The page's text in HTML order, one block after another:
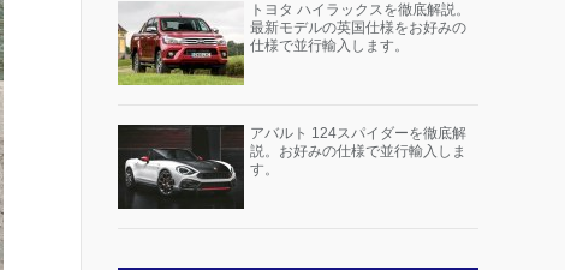
トヨタ ハイラックスを徹底解説。
最新モデルの英国仕様をお好みの
仕様で並行輸入します。
アバルト 124スパイダーを徹底解
説。お好みの仕様で並行輸入しま
す。